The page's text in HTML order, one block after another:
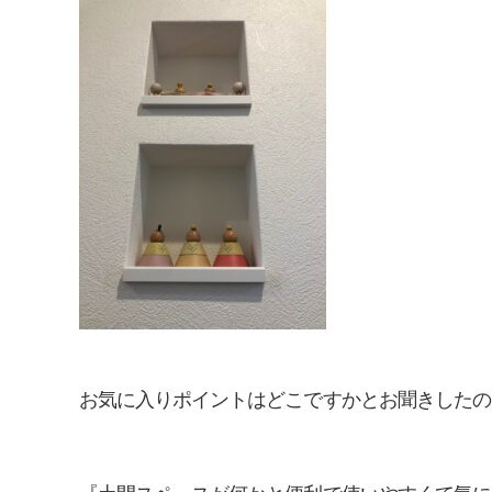
お気に入りポイントはどこですかとお聞きした